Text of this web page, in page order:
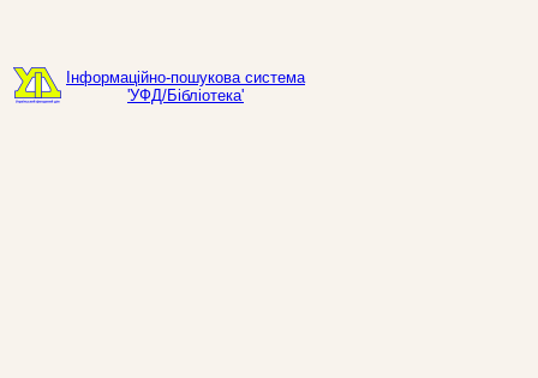
Інформаційно-пошукова система
'УФД/Бібліотека'